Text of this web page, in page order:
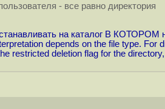
- все равно директория
на каталог В
depends on the file type.
restricted deletion flag for the